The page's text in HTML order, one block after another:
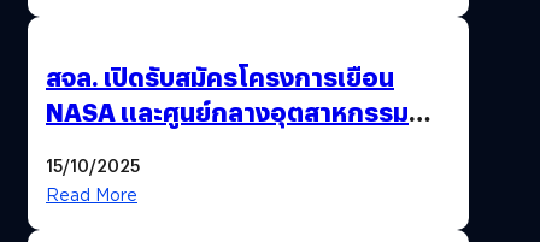
สจล. เปิดรับสมัครโครงการเยือน
NASA และศูนย์กลางอุตสาหกรรม
15/10/2025
Read More